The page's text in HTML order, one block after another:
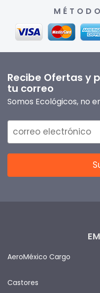
Recibe Ofertas y
tu correo
Somos Ecológicos, no
AeroMéxico Cargo
Castores